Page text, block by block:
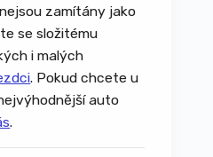
zamítány jako
se složitému
i malých
. Pokud chcete u
auto
.